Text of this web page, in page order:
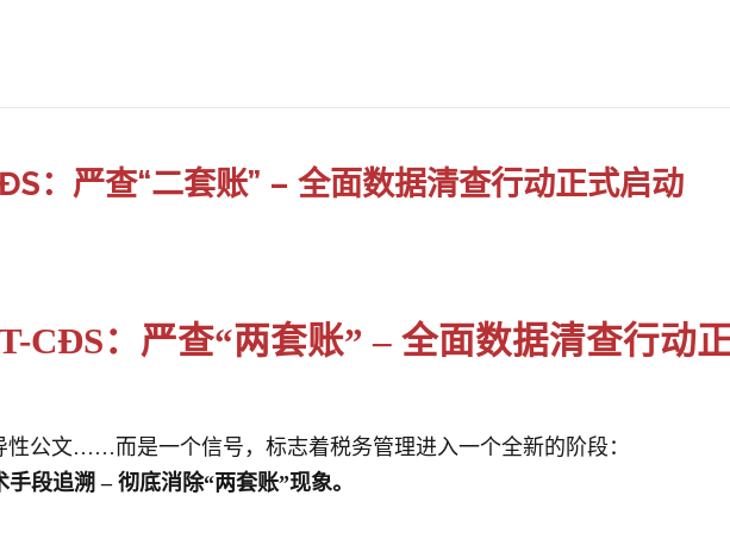
：严查“二套账” – 全面数据清查行动正式启动
CĐS：严查“两套账” – 全面数据清查行动
性公文……而是一个信号，标志着税务管理进入一个全新的阶段：
段追溯 – 彻底消除“两套账”现象。